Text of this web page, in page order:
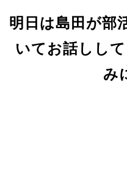
明日は島田が部
いてお話しし
み